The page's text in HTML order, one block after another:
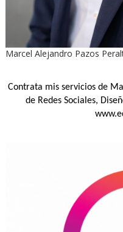
Marcel Alejandro Pazos
Contrata mis servicios de
de Redes Sociales,